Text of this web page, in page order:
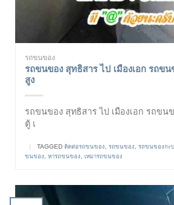
รถขนของ
รถขนของ สุทธิสาร ไป เมืองเอก รถข
สูง
รถขนของ สุทธิสาร ไป เมืองเอก รถขน
ตู้ เ
| TAGGED ติดต่อรถขนของ รถขนของ รถขนของกะ
ขนของ
หารถขนของ เหมารถขนของ